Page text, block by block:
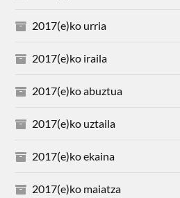
2017(e)ko urria
2017(e)ko iraila
2017(e)ko abuztua
2017(e)ko uztaila
2017(e)ko ekaina
2017(e)ko maiatza